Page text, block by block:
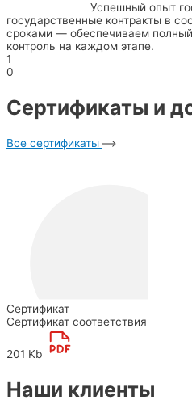
Успешный опыт
государственные контракты в
сроками — обеспечиваем
контроль на каждом этапе.
1
0
Сертификаты и
Все сертификаты
Сертификат
Сертификат соответствия
201 Kb
Наши клиенты